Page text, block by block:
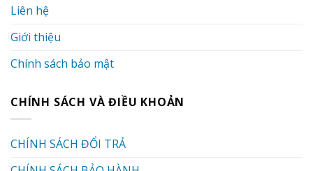
Liên hệ
Giới thiệu
Chính sách bảo mật
CHÍNH SÁCH VÀ ĐIỀU KHOẢN
CHÍNH SÁCH ĐỔI TRẢ